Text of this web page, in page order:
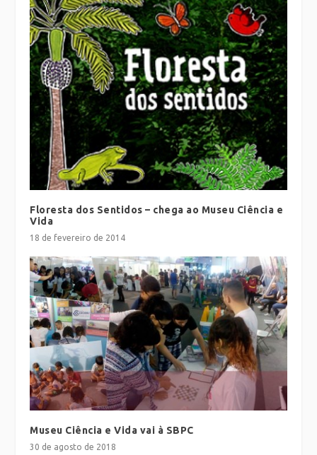
Floresta dos Sentidos – chega ao Museu Ciência e
Vida
18 de fevereiro de 2014
Museu Ciência e Vida vai à SBPC
30 de agosto de 2018